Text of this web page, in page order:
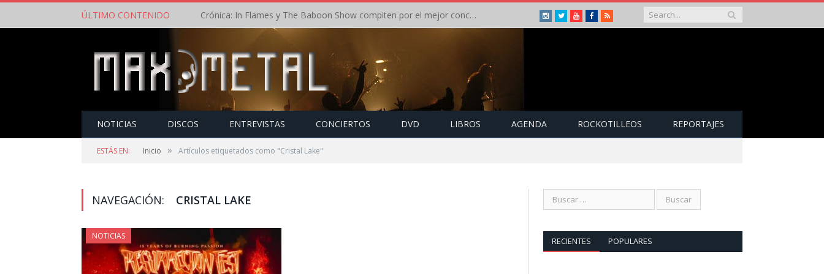
ÚLTIMO CONTENIDO Crónica: In Flames y The Baboon Show compiten por el mejor concierto del día en el Leyendas del Rock – Viernes – Agosto 2026 Instagram
TwitterYoutubeFacebook
RSS
NOTICIAS DISCOS ENTREVISTAS CONCIERTOS DVD LIBROS AGENDA ROCKOTILLEOS REPORTAJES
ESTÁS EN: Inicio » Artículos etiquetados como "Cristal Lake"
NAVEGACIÓN: CRISTAL LAKE
NOTICIAS RECIENTES POPULARES